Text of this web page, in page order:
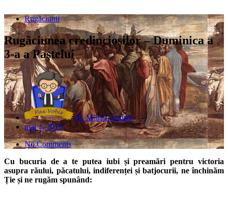
Rugăciunii
Rugăciunea credincioșilor – Duminica a
3-a a Paştelui
Pr. Mihail-Andrei
mai 4, 2019
No Comments
Cu bucuria de a te putea iubi și preamări pentru victoria
asupra răului, păcatului, indiferenței și batjocurii, ne închinăm
Ție și ne rugăm spunând: